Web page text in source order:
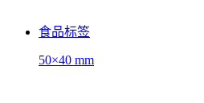
食品标签
50×40 mm